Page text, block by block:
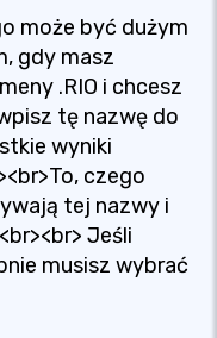
może być dużym
gdy masz
.RIO i chcesz
tę nazwę do
wyniki
czego
tej nazwy i
Jeśli
musisz wybrać